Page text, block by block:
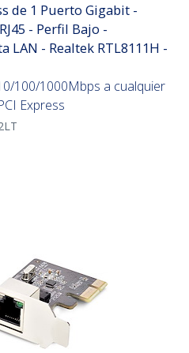
de 1 Puerto Gigabit -
- Perfil Bajo -
LAN - Realtek RTL8111H -
100/1000Mbps a cualquier
Express